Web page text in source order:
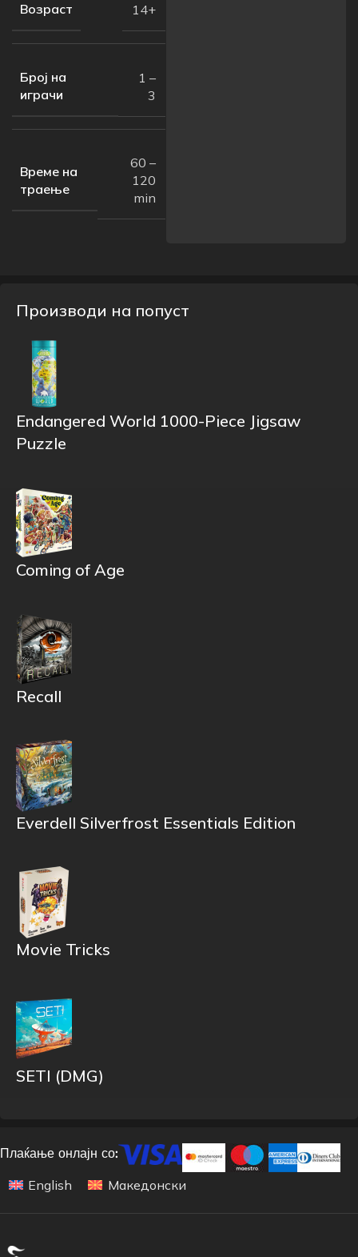
Возраст 14+
Број на
играчи
1 –
3
Време на
траење
60 –
120
min
Производи на попуст
Endangered World 1000-Piece Jigsaw
Puzzle
Coming of Age
Recall
Everdell Silverfrost Essentials Edition
Movie Tricks
SETI (DMG)
Плаќање онлајн со:
English
Македонски